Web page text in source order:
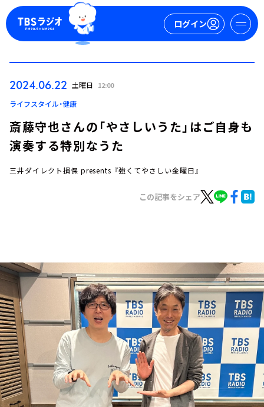
ログイン
ログイン
お知らせ
イベント・グッズ
YouTube
会社情報
2024.06.22 土曜日 12:00
ライフスタイル・健康
斎藤守也さんの「やさしいうた」はご自身も
演奏する特別なうた
三井ダイレクト損保 presents 『強くてやさしい金曜日』
この記事をシェア